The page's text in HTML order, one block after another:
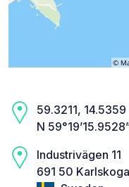
59.3211,
N
Industrivägen 11
691 50